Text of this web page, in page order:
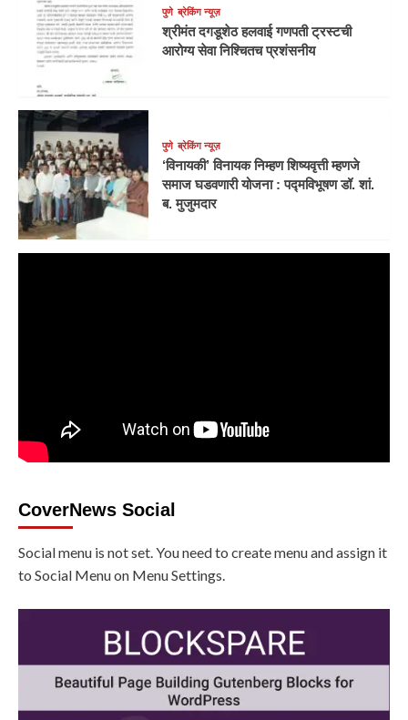
पुणे ब्रेकिंग न्यूज़
श्रीमंत दगडूशेठ हलवाई गणपती ट्रस्टची
आरोग्य सेवा निश्चितच प्रशंसनीय
पुणे ब्रेकिंग न्यूज़
‘विनायकी’ विनायक निम्हण शिष्यवृत्ती म्हणजे
समाज घडवणारी योजना : पद्मविभूषण डॉ. शां.
ब. मुजुमदार
CoverNews Social
Social menu is not set. You need to create menu and assign it
to Social Menu on Menu Settings.